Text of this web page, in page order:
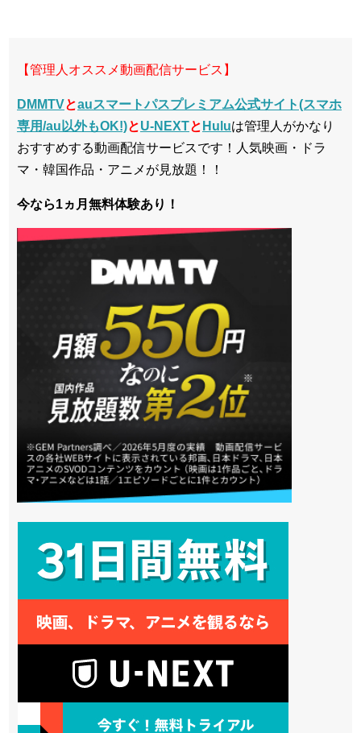
【管理人オススメ動画配信サービス】
DMMTVとauスマートパスプレミアム公式サイト(スマホ
専用/au以外もOK!)とU-NEXTと Huluは管理人がかなり
おすすめする動画配信サービスです！人気映画・ドラ
マ・韓国作品・アニメが見放題！！
今なら1ヵ月無料体験あり！